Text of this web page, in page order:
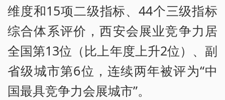
维度和15项二级指标、44个三级指标
综合体系评价，西安会展业竞争力居
全国第13位（比上年度上升2位）、副
省级城市第6位，连续两年被评为“中
国最具竞争力会展城市”。